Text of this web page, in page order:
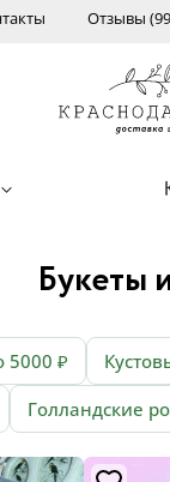
Отзывы
Букеты
5000 ₽
Голландские